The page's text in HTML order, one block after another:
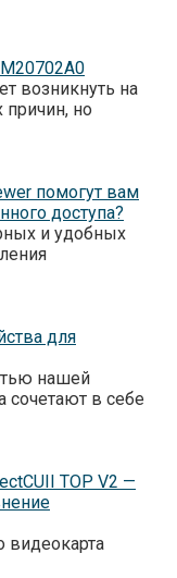
возникнуть на
но
помогут вам
доступа?
и удобных
для
нашей
сочетают в себе
TOP V2 —
видеокарта